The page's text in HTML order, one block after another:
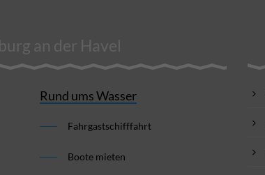
an der Havel
Rund ums Wasser
Fahrgastschifffahrt
Boote mieten